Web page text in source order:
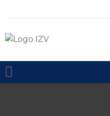
Toggle